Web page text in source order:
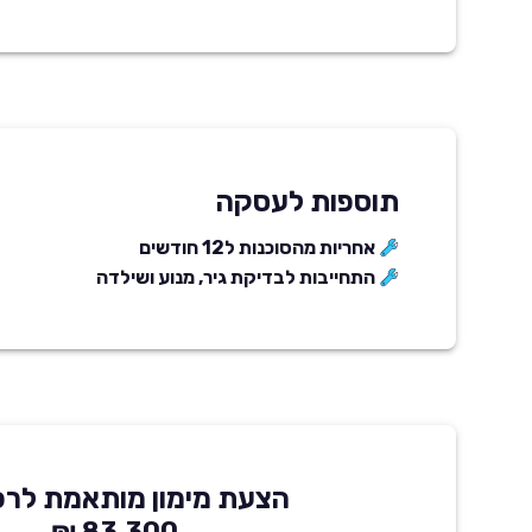
תוספות לעסקה
אחריות מהסוכנות ל12 חודשים
התחייבות לבדיקת גיר, מנוע ושילדה
הצעת מימון מותאמת